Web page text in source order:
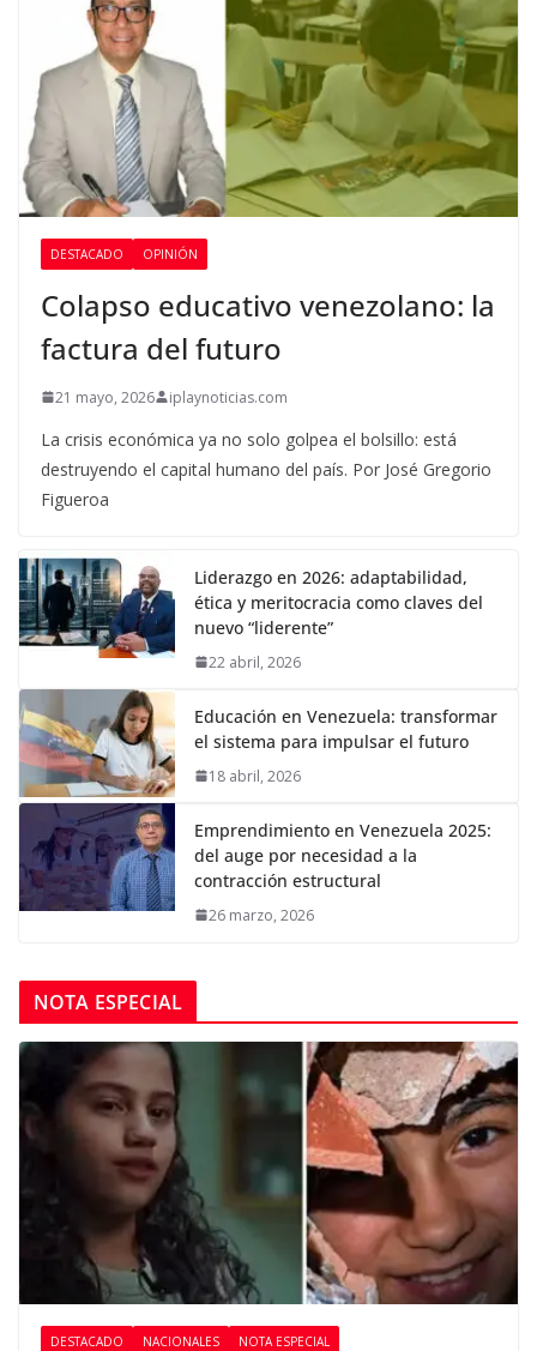
DESTACADO OPINIÓN
Colapso educativo venezolano: la
factura del futuro
21 mayo, 2026 iplaynoticias.com
La crisis económica ya no solo golpea el bolsillo: está
destruyendo el capital humano del país. Por José Gregorio
Figueroa
Liderazgo en 2026: adaptabilidad,
ética y meritocracia como claves del
nuevo “liderente”
22 abril, 2026
Educación en Venezuela: transformar
el sistema para impulsar el futuro
18 abril, 2026
Emprendimiento en Venezuela 2025:
del auge por necesidad a la
contracción estructural
26 marzo, 2026
NOTA ESPECIAL
DESTACADO NACIONALES NOTA ESPECIAL